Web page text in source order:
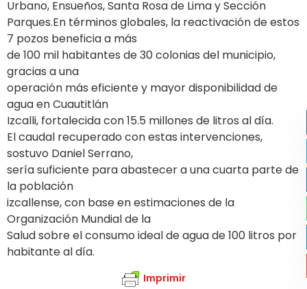
Urbano, Ensueños, Santa Rosa de Lima y Sección
Parques.En términos globales, la reactivación de estos
7 pozos beneficia a más
de 100 mil habitantes de 30 colonias del municipio,
gracias a una
operación más eficiente y mayor disponibilidad de
agua en Cuautitlán
Izcalli, fortalecida con 15.5 millones de litros al día.
El caudal recuperado con estas intervenciones,
sostuvo Daniel Serrano,
sería suficiente para abastecer a una cuarta parte de
la población
izcallense, con base en estimaciones de la
Organización Mundial de la
Salud sobre el consumo ideal de agua de 100 litros por
habitante al día.
Imprimir